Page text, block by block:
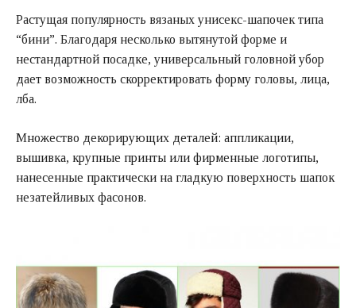
Растущая популярность вязаных унисекс-шапочек типа
“бини”. Благодаря несколько вытянутой форме и
нестандартной посадке, универсальный головной убор
дает возможность скорректировать форму головы, лица,
лба.
Множество декорирующих деталей: аппликации,
вышивка, крупные принты или фирменные логотипы,
нанесенные практически на гладкую поверхность шапок
незатейливых фасонов.